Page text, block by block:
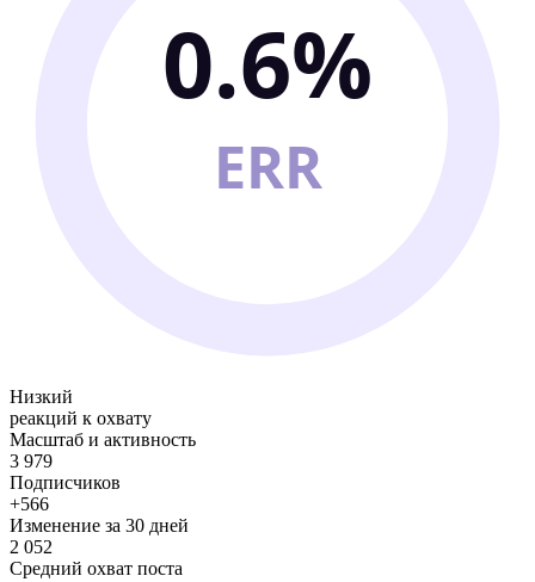
0.6%
ERR
Низкий
реакций к охвату
Масштаб и активность
3 979
Подписчиков
+566
Изменение за 30 дней
2 052
Средний охват поста